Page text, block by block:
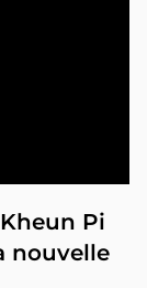
Pi
nouvelle